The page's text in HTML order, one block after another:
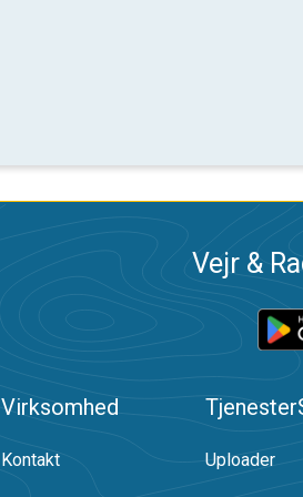
Vejr &
Virksomhed
Kontakt
Tjenester
Uploader